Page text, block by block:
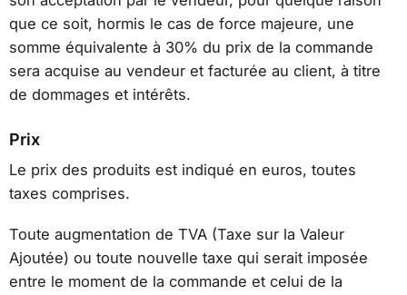
que ce soit, hormis le cas de force majeure, une
somme équivalente à 30% du prix de la commande
sera acquise au vendeur et facturée au client, à titre
de dommages et intérêts.
Prix
Le prix des produits est indiqué en euros, toutes
taxes comprises.
Toute augmentation de TVA (Taxe sur la Valeur
Ajoutée) ou toute nouvelle taxe qui serait imposée
entre le moment de la commande et celui de la